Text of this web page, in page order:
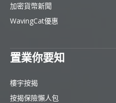
加密貨幣新聞
WavingCat優惠
置業你要知
樓宇按揭
按揭保險懶人包